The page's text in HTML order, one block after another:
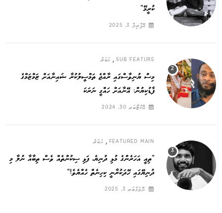
ކުރީމޭ“
އޭޕްރިލް 3, 2025
SUB FEATURE
, ޚަބަރު
މިސް ޔުނިވާސްގައި ރާއްޖެ ތަމްސީލުކުރާ ޝައިނާއަށް ޒަމްޒަމްގެ
ފާޑުކިޔުން: އޭނާއަށް ހައްގީ ނަރަކަ
އޮކްޓޯބަރ 30, 2024
FEATURED MAIN
, ޚަބަރު
”ތިއީ އަހަރެންގެ މުޅި ދުނިޔެ, ފަޅި ސިކުންތެއް ވެސް ތިބާއާ ނުލާ މި
ދުނިޔޭގައި ހޭދަކުރާނީ ކިހިނެތް ހެއްޔެވެ!“
ނޮވެމްބަރ 3, 2025